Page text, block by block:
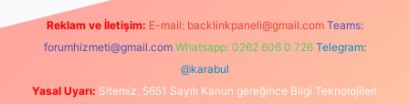
Reklam ve İletişim: E-mail: backlinkpaneli@gmail.com Teams:
forumhizmeti@gmail.com Whatsapp: 0262 606 0 726 Telegram:
@karabul
Yasal Uyarı: Sitemiz, 5651 Sayılı Kanun gereğince Bilgi Teknolojileri